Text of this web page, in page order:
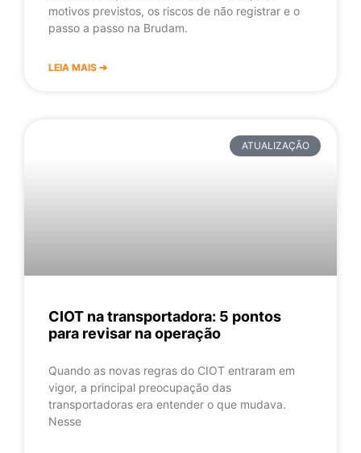
motivos previstos, os riscos de não registrar e o
passo a passo na Brudam.
LEIA MAIS ➔
ATUALIZAÇÃO
CIOT na transportadora: 5 pontos
para revisar na operação
Quando as novas regras do CIOT entraram em
vigor, a principal preocupação das
transportadoras era entender o que mudava.
Nesse